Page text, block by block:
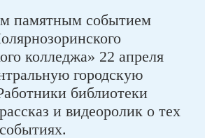
памятным событием
колледжа» 22 апреля
городскую
библиотеки
и видеоролик о тех